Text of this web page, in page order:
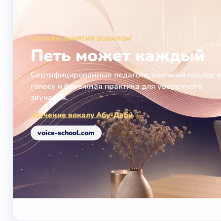
ОНЛАЙН-ЗАНЯТИЯ ВОКАЛОМ
Петь может каждый
Сертифицированные педагоги, научный подход к
голосу и бережная практика для уверенного
звучания.
обучение вокалу Абу-Даби
voice-school.com